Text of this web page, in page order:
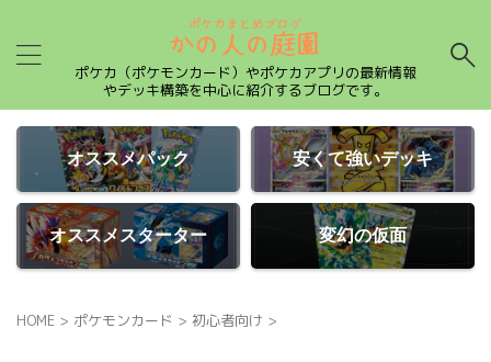
ポケカ（ポケモンカード）やポケカアプリの最新情報
やデッキ構築を中心に紹介するブログです。
オススメパック 安くて強いデッキ
オススメスターター 変幻の仮面
HOME > ポケモンカード > 初心者向け >